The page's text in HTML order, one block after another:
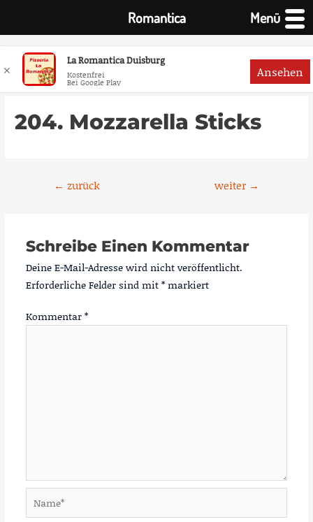
Zum
springen
204. Mozzarella Sticks
Beitragsnavigation
← zurück weiter →
Schreibe Einen Kommentar
Deine E-Mail-Adresse wird nicht veröffentlicht.
Erforderliche Felder sind mit*markiert
Kommentar*
Romantica Menü
✕
La Romantica Duisburg
Kostenfrei
Bei Google Play
Ansehen